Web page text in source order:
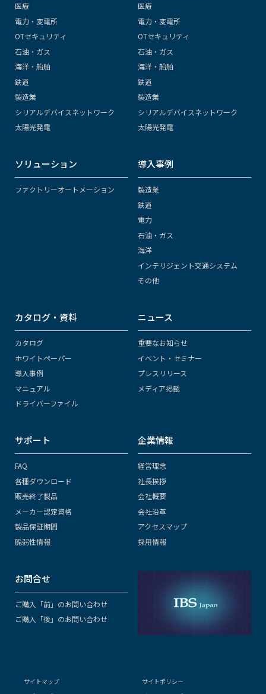
医療
電力・変電所
OTセキュリティ
石油・ガス
海洋・船舶
鉄道
製造業
シリアルデバイスネットワーク
太陽光発電
医療
電力・変電所
OTセキュリティ
石油・ガス
海洋・船舶
鉄道
製造業
シリアルデバイスネットワーク
太陽光発電
ソリューション
ファクトリーオートメーション
導入事例
製造業
鉄道
電力
石油・ガス
海洋
インテリジェント交通システム
その他
カタログ・資料
カタログ
ホワイトペーパー
導入事例
マニュアル
ドライバーファイル
ニュース
重要なお知らせ
イベント・セミナー
プレスリリース
メディア掲載
サポート
FAQ
各種ダウンロード
販売終了製品
メーカー認定資格
製品保証期間
脆弱性情報
企業情報
経営理念
社長挨拶
会社概要
会社沿革
アクセスマップ
採用情報
お問合せ
ご購入「前」のお問い合わせ
ご購入「後」のお問い合わせ
サイトマップ
サイトポリシー